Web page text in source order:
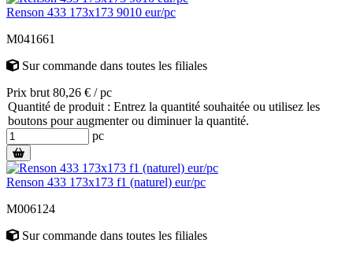
Renson 433 173x173 9010 eur/pc
M041661
Sur commande dans toutes les filiales
Prix brut 80,26 € / pc
Quantité de produit : Entrez la quantité souhaitée ou utilisez les
boutons pour augmenter ou diminuer la quantité.
pc
Renson 433 173x173 f1 (naturel) eur/pc
M006124
Sur commande dans toutes les filiales